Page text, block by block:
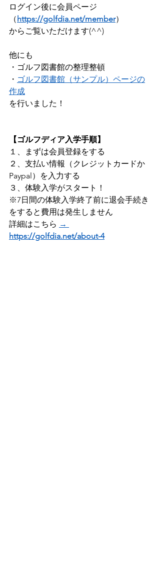
ログイン後に会員ページ
（https://golfdia.net/member）
からご覧いただけます(^^)
他にも
・ゴルフ図書館の整理整頓
・ ゴルフ図書館（サンプル）ページの
作成
を行いました！
【ゴルフディア入学手順】
１、まずは会員登録をする
​２、支払い情報（クレジットカードか
Paypal）を入力する
３、体験入学がスタート！
※7日間の体験入学終了前に退会手続き
をすると費用は発生しません
詳細はこちら →
https://golfdia.net/about-4